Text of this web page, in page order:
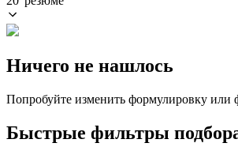
Ничего не нашлось
Попробуйте изменить формулировку или
Быстрые фильтры